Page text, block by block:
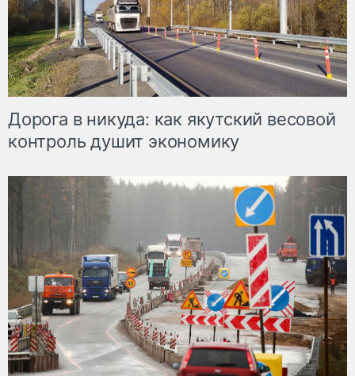
Дорога в никуда: как якутский весовой
контроль душит экономику